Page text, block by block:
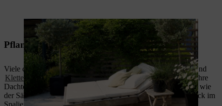
Olivenbaum und Strauchmargerite sind dekorative Kübelpflanzen.
Pflanzen als Sichtschutz
Viele dichtwüchsige Pflanzen, schnell wachsende Sträucherund
Kletterpflanzen eignen sich hervorragend als Sichtschutz für Ihre
Dachterrasse und schirmen neugierige Blicke ab. Bei Bäumen wie
der Säulen-Schwarzkiefer bietet es sich an, sie zu diesem Zweck im
Spalier zu pflanzen. Sie können übrigens auch einfach einen